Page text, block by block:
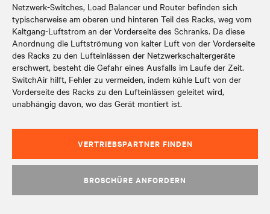
Netzwerk-Switches, Load Balancer und Router befinden sich
typischerweise am oberen und hinteren Teil des Racks, weg vom
Kaltgang-Luftstrom an der Vorderseite des Schranks. Da diese
Anordnung die Luftströmung von kalter Luft von der Vorderseite
des Racks zu den Lufteinlässen der Netzwerkschaltergeräte
erschwert, besteht die Gefahr eines Ausfalls im Laufe der Zeit.
SwitchAir hilft, Fehler zu vermeiden, indem kühle Luft von der
Vorderseite des Racks zu den Lufteinlässen geleitet wird,
unabhängig davon, wo das Gerät montiert ist.
VERTRIEBSPARTNER FINDEN
BROSCHÜRE ANFORDERN